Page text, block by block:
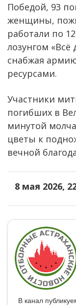
Победой, 93
женщины,
работали по
лозунгом «Всё
снабжая
ресурсами.
Участники
погибших в
минутой
цветы к
вечной
8 мая 2026,
В канал